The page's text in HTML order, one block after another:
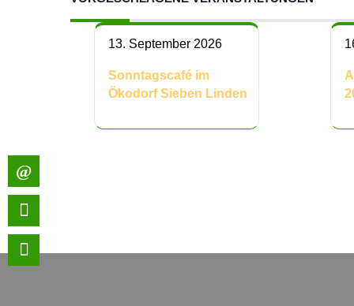
13. September 2026
Sonntagscafé im
Ökodorf Sieben Linden